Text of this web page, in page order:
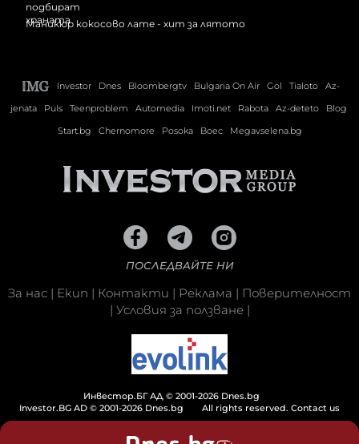
Маникюр кокосово лате - хит за лятото
Investor Dnes Bloombergtv Bulgaria On Air Gol Tialoto
Az-
jenata
Puls Teenproblem Automedia Imoti.net Rabota Az-deteto
Blog
Start.bg
Chernomore Posoka Boec Megavselena.bg
ПОСЛЕДВАЙТЕ НИ
За нас | Екип | Контакти | Реклама | Поверителност
| Условия за ползване|
Инвестор.БГ АД © 2001-2026 Dnes.bg
Investor.BG AD © 2001-2026 Dnes.bg
All rights reserved. Contact us